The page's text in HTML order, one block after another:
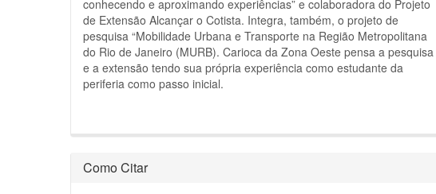
conhecendo e aproximando experiências” e colaboradora do Projeto
de Extensão Alcançar o Cotista. Integra, também, o projeto de
pesquisa “Mobilidade Urbana e Transporte na Região Metropolitana
do Rio de Janeiro (MURB). Carioca da Zona Oeste pensa a pesquisa
e a extensão tendo sua própria experiência como estudante da
periferia como passo inicial.
Como Citar